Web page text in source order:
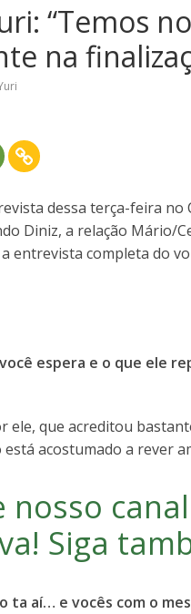
“Temos
na
dessa terça-feira
Diniz, a relação Mário/
entrevista completa do
espera e o que ele
ele, que acreditou
acostumado a rever
nosso
! Siga
ta aí… e vocês com o